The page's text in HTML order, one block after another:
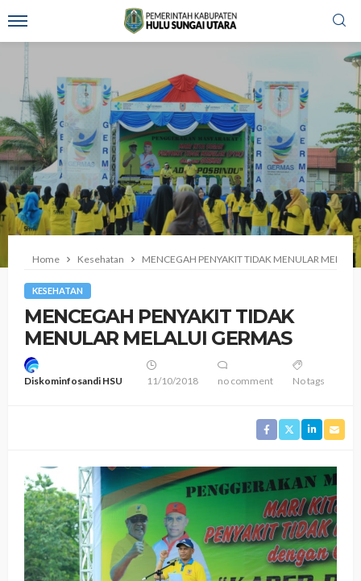
Home Kesehatan MENCEGAH PENYAKIT TIDAK MENULAR
KESEHATAN
MENCEGAH PENYAKIT TIDAK
MENULAR MELALUI GERMAS
Diskominfosandi HSU 11/10/2018 no comment No tags